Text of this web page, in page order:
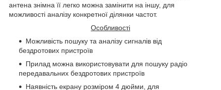
антена знімна її легко можна замінити на іншу, для
можливості аналізу конкретної ділянки частот.
Особливості
Можливість пошуку та аналізу сигналів від
бездротових пристроїв
Прилад можна використовувати для пошуку радіо
передавальних бездротових пристроїв
Наявність екрану розміром 4 дюйми, для